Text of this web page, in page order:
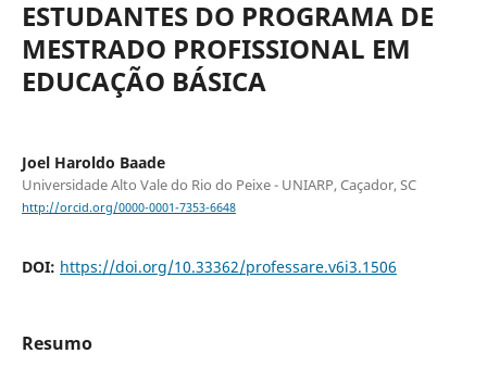
ESTUDANTES DO PROGRAMA DE
MESTRADO PROFISSIONAL EM
EDUCAÇÃO BÁSICA
Joel Haroldo Baade
Universidade Alto Vale do Rio do Peixe - UNIARP, Caçador, SC
http://orcid.org/0000-0001-7353-6648
DOI: https://doi.org/10.33362/professare.v6i3.1506
Resumo